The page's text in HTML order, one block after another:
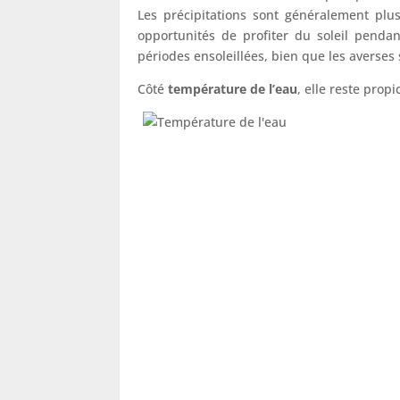
Les précipitations sont généralement
opportunités de profiter du soleil
périodes ensoleillées, bien que les
Côtétempérature de l’eau, elle reste